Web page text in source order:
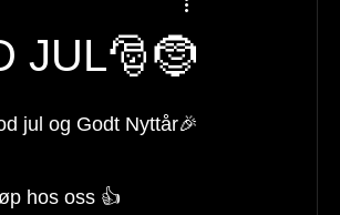
JUL🎅🤶
jul og Godt Nyttår🎉
hos oss 👍